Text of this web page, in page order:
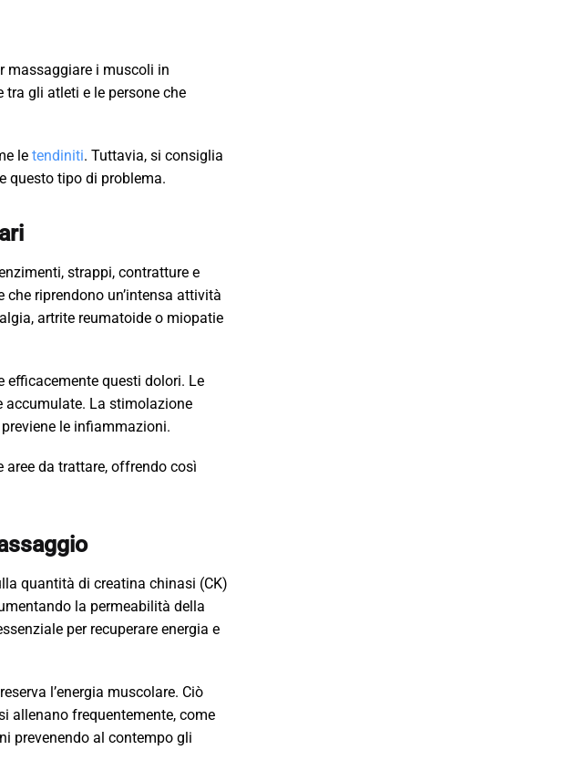
massaggiare i muscoli in
gli atleti e le persone che
le tendiniti. Tuttavia, si consiglia
questo tipo di problema.
strappi, contratture e
riprendono un’intensa attività
artrite reumatoide o miopatie
efficacemente questi dolori. Le
accumulate. La stimolazione
le infiammazioni.
aree da trattare, offrendo così
quantità di creatina chinasi (CK)
la permeabilità della
per recuperare energia e
l’energia muscolare. Ciò
allenano frequentemente, come
prevenendo al contempo gli